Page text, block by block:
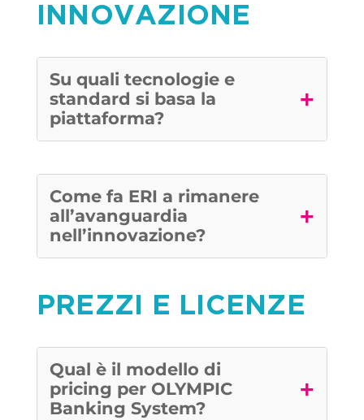
INNOVAZIONE
Su quali tecnologie e
standard si basa la
piattaforma?
+
Come fa ERI a rimanere
all’avanguardia
nell’innovazione?
+
PREZZI E LICENZE
Qual è il modello di
pricing per OLYMPIC
Banking System?
+